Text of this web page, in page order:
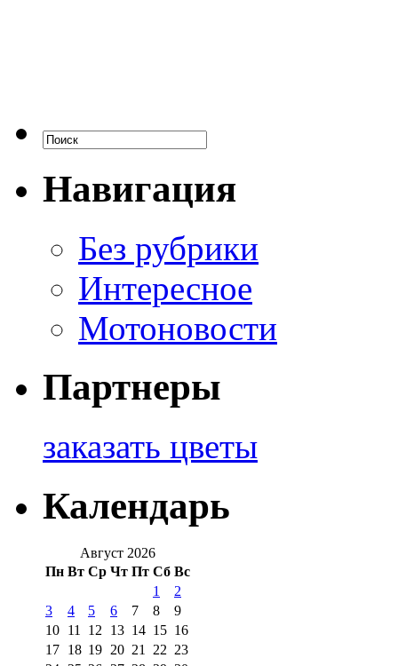
Навигация
Без рубрики
Интересное
Мотоновости
Партнеры
заказать цветы
Календарь
Август 2026
Пн Вт Ср Чт Пт Сб Вс
1
2
3
4 5 6 7 8
9
10 11 12 13 14 15 16
17 18 19 20 21 22 23